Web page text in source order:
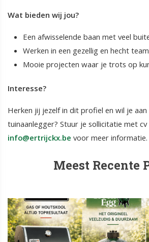
Wat bieden wij jou?
Een afwisselende baan met veel
Werken in een gezellig en hecht team
Mooie projecten waar je trots op
Interesse?
Herken jij jezelf in dit profiel en wil je aan
tuinaanlegger? Stuur je sollicitatie met cv
info@ertrijckx.be voor meer informatie.
Meest Recente